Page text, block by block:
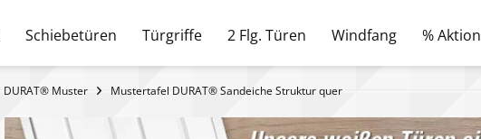
Schiebetüren Türgriffe 2 Flg. Türen Windfang % Aktion
DURAT® Muster Mustertafel DURAT® Sandeiche Struktur quer